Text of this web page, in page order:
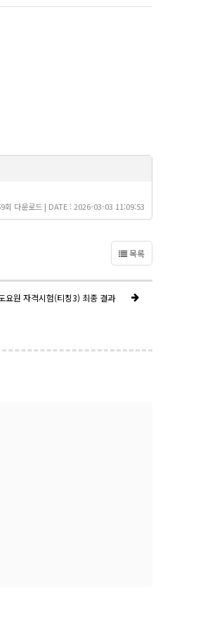
회 다운로드 | DATE : 2026-03-03 11:09:53
목록
요원 자격시험(티칭3) 최종 결과